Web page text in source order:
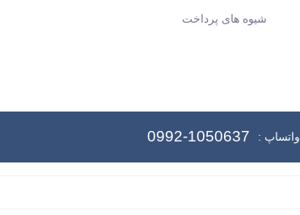
شیوه های پرداخت
واتساپ : 0992-1050637